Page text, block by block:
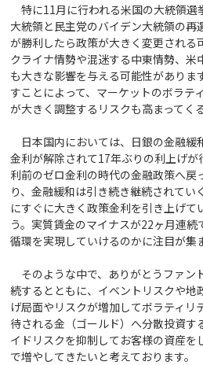
特に11月に行われる米国の大統領選
大統領と民主党のバイデン大統領の再
が勝利したら政策が大きく変更される
クライナ情勢や混迷する中東情勢、米
も大きな影響を与える可能性がありま
すことによって、マーケットのボラテ
が大きく調整するリスクも高まってく
日本国内においては、日銀の金融緩
金利が解除されて17年ぶりの利上げ
利前のゼロ金利の時代の金融政策へ戻
り、金融緩和は引き続き継続されてい
にすぐに大きく政策金利を引き上げて
う。実質賃金のマイナスが22ヶ月連
循環を実現していけるのかに注目が集
そのような中で、ありがとうファン
続するとともに、イベントリスクや地
げ局面やリスクが増加してボラティリ
待される金（ゴールド）へ分散投資す
イドリスクを抑制してお客様の資産を
で増やしてきたいと考えております。